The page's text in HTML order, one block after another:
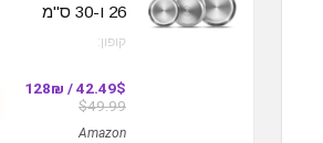
26 ו-30 ס"מ
קופון:
42.49$ / 128₪
$49.99
Amazon